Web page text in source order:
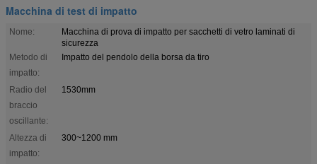
Macchina di test di impatto
Nome:
Macchina di prova di impatto per sacchetti di vetro laminati di
sicurezza
Metodo di
impatto:
Impatto del pendolo della borsa da tiro
Radio del
braccio
oscillante:
1530mm
Altezza di
impatto:
300~1200 mm